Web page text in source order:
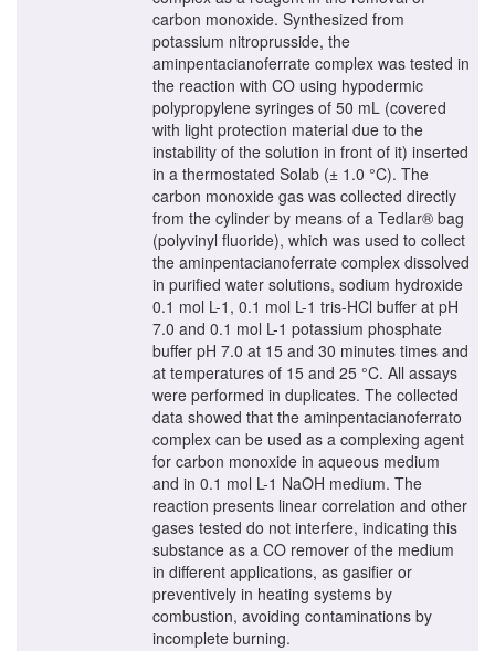
carbon monoxide. Synthesized from
potassium nitroprusside, the
aminpentacianoferrate complex was tested in
the reaction with CO using hypodermic
polypropylene syringes of 50 mL (covered
with light protection material due to the
instability of the solution in front of it) inserted
in a thermostated Solab (± 1.0 °C). The
carbon monoxide gas was collected directly
from the cylinder by means of a Tedlar® bag
(polyvinyl fluoride), which was used to collect
the aminpentacianoferrate complex dissolved
in purified water solutions, sodium hydroxide
0.1 mol L-1, 0.1 mol L-1 tris-HCl buffer at pH
7.0 and 0.1 mol L-1 potassium phosphate
buffer pH 7.0 at 15 and 30 minutes times and
at temperatures of 15 and 25 °C. All assays
were performed in duplicates. The collected
data showed that the aminpentacianoferrato
complex can be used as a complexing agent
for carbon monoxide in aqueous medium
and in 0.1 mol L-1 NaOH medium. The
reaction presents linear correlation and other
gases tested do not interfere, indicating this
substance as a CO remover of the medium
in different applications, as gasifier or
preventively in heating systems by
combustion, avoiding contaminations by
incomplete burning.